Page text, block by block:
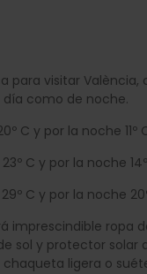
para visitar
como de noche.
C y por la noche 11º
C y por la noche
C y por la noche
imprescindible ropa
sol y protector solar
ligera o